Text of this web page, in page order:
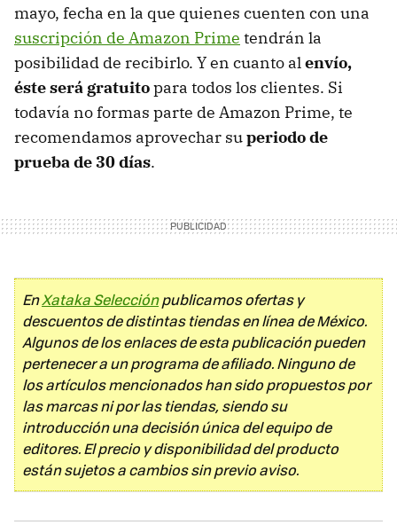
mayo, fecha en la que quienes cuenten con una
suscripción de Amazon Prime tendrán la
posibilidad de recibirlo. Y en cuanto alenvío,
éste será gratuitopara todos los clientes. Si
todavía no formas parte de Amazon Prime, te
recomendamos aprovechar superiodo de
prueba de 30 días.
EnXataka Selecciónpublicamos ofertas y
descuentos de distintas tiendas en línea de México.
Algunos de los enlaces de esta publicación pueden
pertenecer a un programa de afiliado. Ninguno de
los artículos mencionados han sido propuestos por
las marcas ni por las tiendas, siendo su
introducción una decisión única del equipo de
editores. El precio y disponibilidad del producto
están sujetos a cambios sin previo aviso.